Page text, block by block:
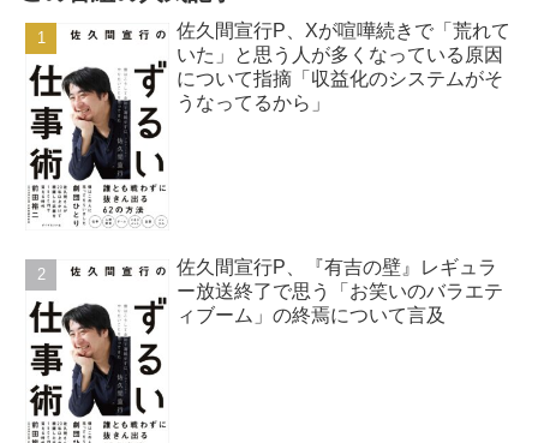
佐久間宣行P、Xが喧嘩続きで「荒れて
いた」と思う人が多くなっている原因
について指摘「収益化のシステムがそ
うなってるから」
佐久間宣行P、『有吉の壁』レギュラ
ー放送終了で思う「お笑いのバラエテ
ィブーム」の終焉について言及